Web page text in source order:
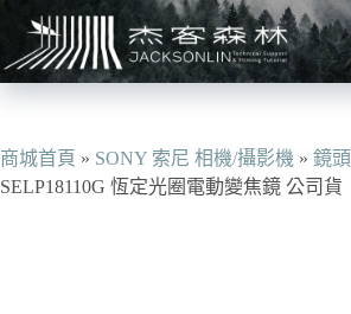
主
容
商城首頁 » SONY 索尼 相機/攝影機 » 鏡頭
SELP18110G 恆定光圈電動變焦鏡 公司貨